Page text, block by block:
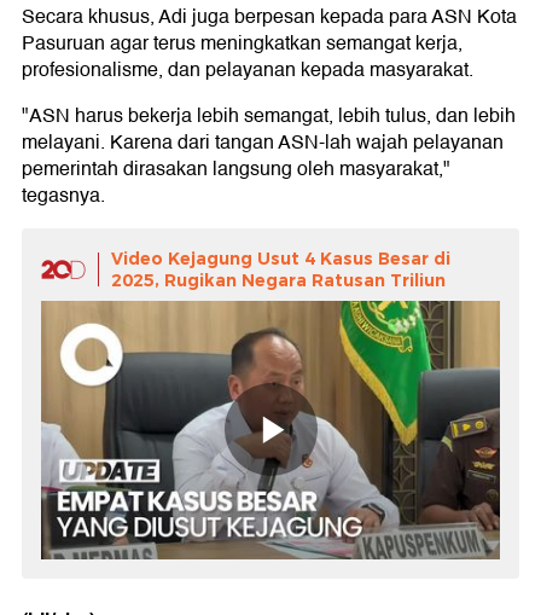
Secara khusus, Adi juga berpesan kepada para ASN Kota
Pasuruan agar terus meningkatkan semangat kerja,
profesionalisme, dan pelayanan kepada masyarakat.
"ASN harus bekerja lebih semangat, lebih tulus, dan lebih
melayani. Karena dari tangan ASN-lah wajah pelayanan
pemerintah dirasakan langsung oleh masyarakat,"
tegasnya.
Video Kejagung Usut 4 Kasus Besar di
2025, Rugikan Negara Ratusan Triliun